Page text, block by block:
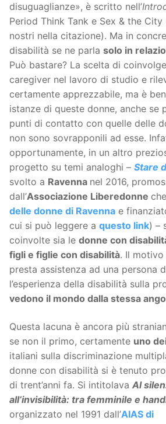
disuguaglianze», è scritto nell’
Period Think Tank e Sex & the
nostri nella citazione). Ma in
disabilità se ne parla solo in
Può bastare? La scelta di
caregiver nel lavoro di studio e
certamente apprezzabile, ma è
istanze di queste donne, anche se
punti di contatto con quelle delle
non sono sovrapponili ad esse.
opportunamente, in un altro
progetto su temi analoghi – Stare
svolto a Ravenna nel 2016,
dall’Associazione Liberedonne
delle donne di Ravenna e
cui si può leggere a questo link) –
coinvolte sia le donne con
figli e figlie con disabilità. Il motivo
presta assistenza ad una persona
l’esperienza della disabilità sulla
vedono il mondo dalla stessa
Questa lacuna è ancora più
se non il primo, certamente uno
italiani sulla discriminazione
donne con disabilità si è tenuto
di trent’anni fa. Si intitolava Al
all’invisibilità: tra femminile e
organizzato nel 1991 dall’AIAS di